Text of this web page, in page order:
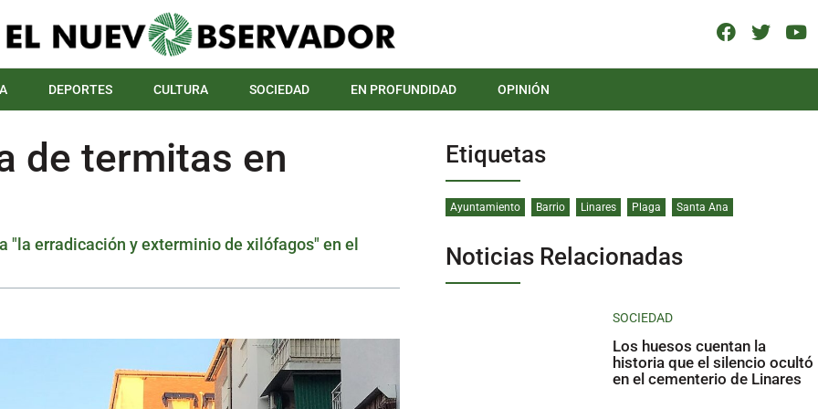
DEPORTES CULTURA SOCIEDAD EN PROFUNDIDAD OPINIÓN
de termitas en
erradicación y exterminio de xilófagos" en el
Etiquetas
Ayuntamiento Barrio Linares Plaga Santa Ana
Noticias Relacionadas
SOCIEDAD
Los huesos cuentan la
historia que el silencio ocultó
en el cementerio de Linares